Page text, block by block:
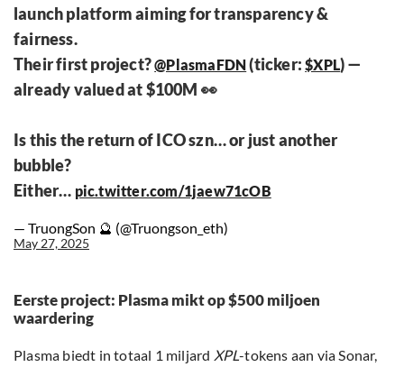
launch platform aiming for transparency &
fairness.
Their first project?@PlasmaFDN(ticker:$XPL) —
already valued at $100M 👀
Is this the return of ICO szn… or just another
bubble?
Either… pic.twitter.com/1jaew71cOB
— TruongSon 🔮 (@Truongson_eth)
May 27, 2025
Eerste project: Plasma mikt op $500 miljoen
waardering
Plasma biedt in totaal 1 miljard XPL-tokens aan via Sonar,